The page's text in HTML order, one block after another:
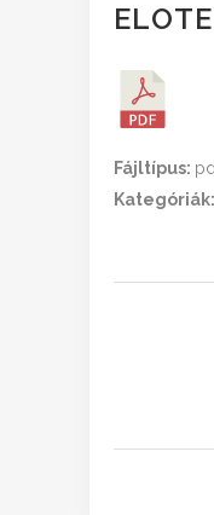
Fájltípus:
Kategóriák: